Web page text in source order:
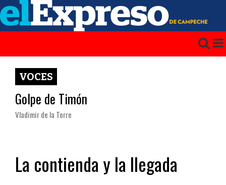
VOCES
Golpe de Timón
Vladimir de la Torre
La contienda y la llegada